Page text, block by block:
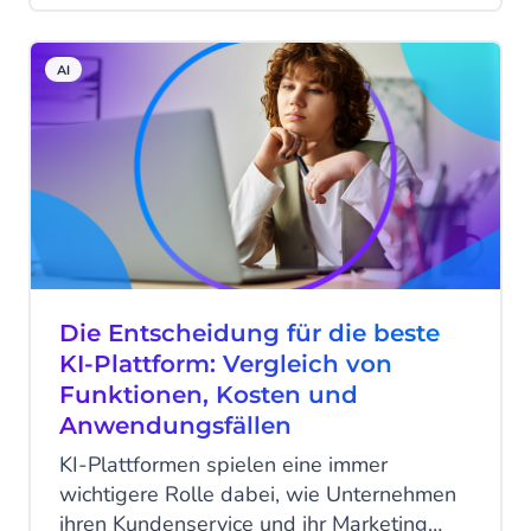
Wenn Marketingbotschaften nicht den
Bedürfnissen und Interessen der
Verbraucher entsprechen, schalten diese
ab. Sie schalten Benachrichtigungen
stumm, überspringen Werbung und
vermeiden alle Formen des Marketings,
bis die Hochsaison vorbei ist. Als E-
Commerce-Vermarkter sollten Sie stets
versuchen, dies zu vermeiden, indem Sie
Ihre Marketingstrategie so diversifizieren
und personalisieren, dass sie den
Bedürfnissen und Empfindlichkeiten Ihrer
Kunden entspricht.
AI
Die Entscheidung für die beste
KI-Plattform: Vergleich von
Funktionen, Kosten und
Anwendungsfällen
KI-Plattformen spielen eine immer
wichtigere Rolle dabei, wie Unternehmen
ihren Kundenservice und ihr Marketing